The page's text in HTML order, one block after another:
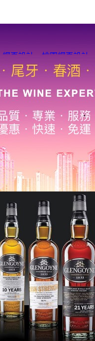
網頁設計 桃園網頁設計